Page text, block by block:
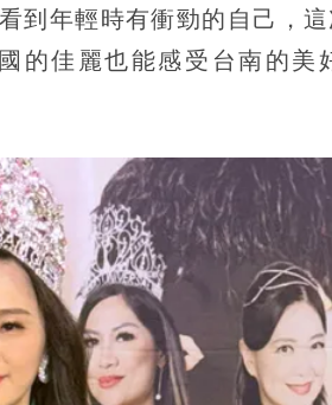
到年輕時有衝勁的自己，
的佳麗也能感受台南的美